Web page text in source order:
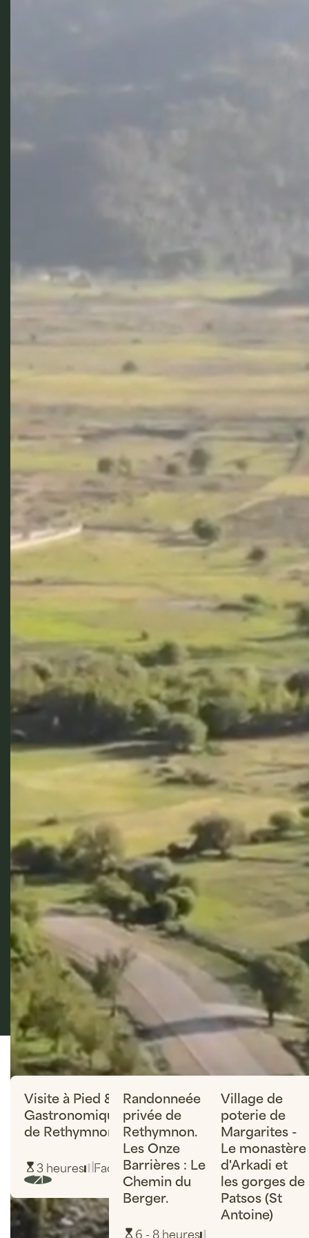
Destinations incroyables
Les meilleures ventes
à partir
de 75
euro
Visite à Pied &
Gastronomique
de Rethymnon
3 heures Facile
à partir
de 490
EURO
Randonneée
privée de
Rethymnon.
Les Onze
Barrières : Le
Chemin du
Berger.
6 - 8 heures
à partir
de 490
euro
Village de
poterie de
Margarites -
Le monastère
d'Arkadi et
les gorges de
Patsos (St
Antoine)
PARTICIPEZ AUX COUTUMES
TRADITIONNELS